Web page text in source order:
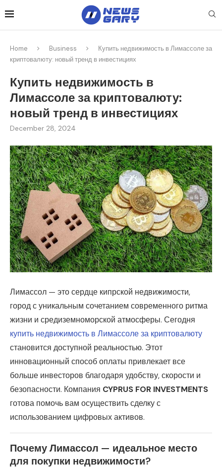
Home Business
Купить недвижимость в Лимассоле за
криптовалюту: новый тренд в инвестициях
Купить недвижимость в
Лимассоле за криптовалюту:
новый тренд в инвестициях
December 28, 2024
Лимассол — это сердце кипрской недвижимости,
город с уникальным сочетанием современного ритма
жизни и средиземноморской атмосферы. Сегодня
купить недвижимость в Лимассоле за криптовалюту
становится доступной реальностью. Этот
инновационный способ оплаты привлекает все
больше инвесторов благодаря удобству, скорости и
безопасности. Компания CYPRUS FOR INVESTMENTS
готова помочь вам осуществить сделку с
использованием цифровых активов.
Почему Лимассол — идеальное место
для покупки недвижимости?